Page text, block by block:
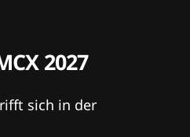
2027
sich in der